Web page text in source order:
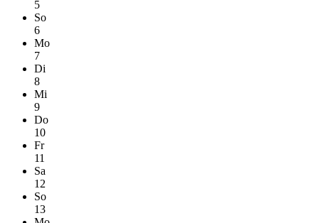
5
So
6
Mo
7
Di
8
Mi
9
Do
10
Fr
11
Sa
12
So
13